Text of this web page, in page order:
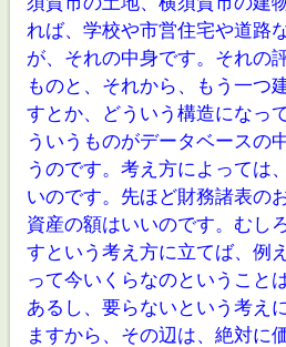
れば、学校や市営住宅や道路
が、それの中身です。それの
ものと、それから、もう一つ
すとか、どういう構造になっ
ういうものがデータベースの
うのです。考え方によっては
いのです。先ほど財務諸表の
資産の額はいいのです。むし
すという考え方に立てば、例
って今いくらなのということ
あるし、要らないという考え
ますから、その辺は、絶対に